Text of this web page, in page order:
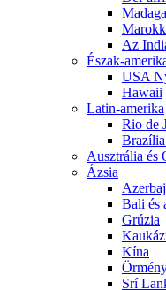
Az
Észak-
USA
Hawaii
Latin-amerika
Rio de
Ausztrália és
Ázsia
Bali és
Grúzia
Kína
Srí